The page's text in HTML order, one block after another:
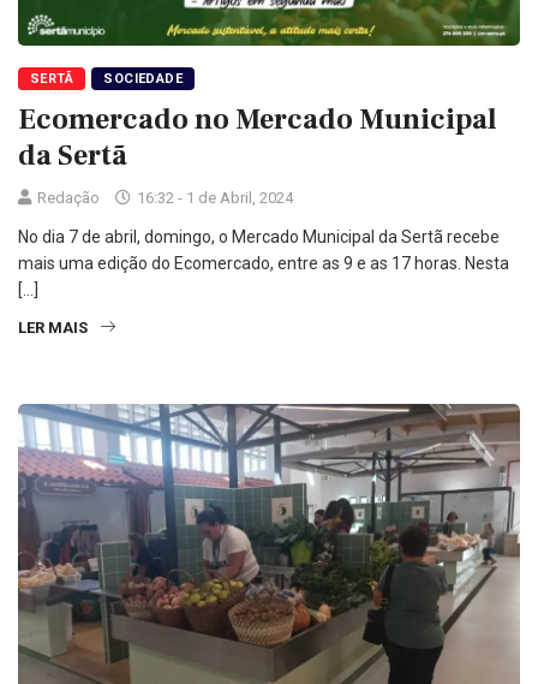
SERTÃ SOCIEDADE
Ecomercado no Mercado Municipal
da Sertã
Redação 16:32 - 1 de Abril, 2024
No dia 7 de abril, domingo, o Mercado Municipal da Sertã recebe
mais uma edição do Ecomercado, entre as 9 e as 17 horas. Nesta
[…]
LER MAIS